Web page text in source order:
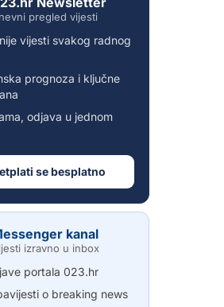
pregled vijesti
vijesti svakog radnog
prognoza i ključne
odjava u jednom
se besplatno
kanal
izravno u inbox
portala 023.hr
o breaking news